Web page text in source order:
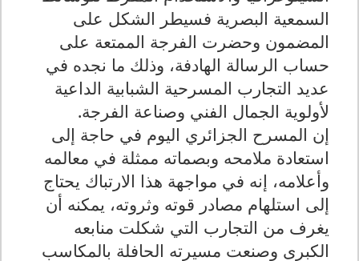
السمعية البصرية فسيطر الشكل على
المضمون وحضرت الفرجة الممتعة على
حساب الرسالة الهادفة، وذلك ما نجده في
عديد التجارب المسرحية الشبابية الداعية
لأولوية الجمال الفني وصناعة الفرجة.
إن المسرح الجزائري اليوم في حاجة إلى
استعادة ملامحه وبصماته ممثلة في معالمه
وأعلامه، إنه في مواجهة هذا الارتباك يحتاج
إلى استلهام مصادر قوته وثروته، يمكنه أن
يغرف من التجارب التي شكلت منابعه
الكبرى وصنعت مسيرته الحافلة بالمكاسب